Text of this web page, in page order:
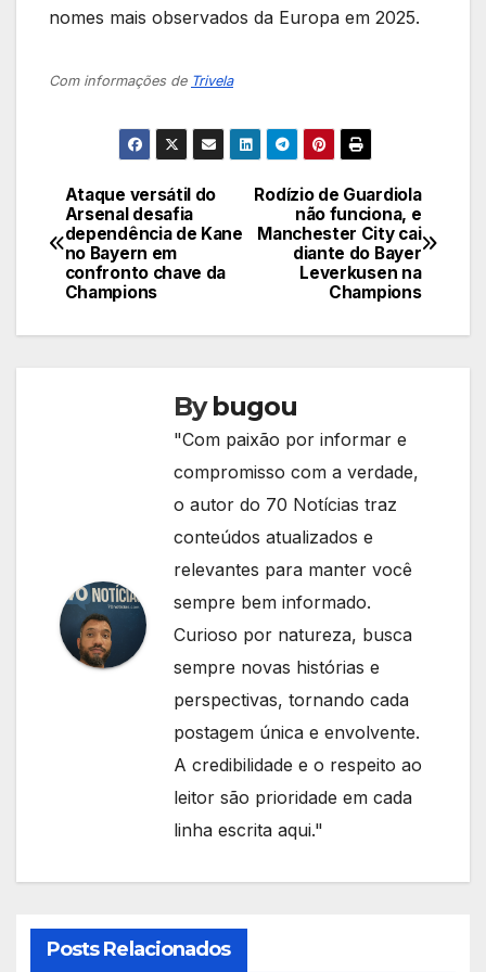
nomes mais observados da Europa em 2025.
Com informações de Trivela
Navegação
de
Post
Rodízio de Guardiola
não funciona, e
Manchester City cai
diante do Bayer
Leverkusen na
Champions
Ataque versátil do
Arsenal desafia
dependência de Kane
no Bayern em
confronto chave da
Champions
Bybugou
"Com paixão por informar e
compromisso com a verdade,
o autor do 70 Notícias traz
conteúdos atualizados e
relevantes para manter você
sempre bem informado.
Curioso por natureza, busca
sempre novas histórias e
perspectivas, tornando cada
postagem única e envolvente.
A credibilidade e o respeito ao
leitor são prioridade em cada
linha escrita aqui."
Posts Relacionados